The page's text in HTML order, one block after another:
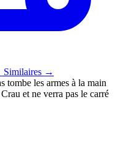
Similaires →